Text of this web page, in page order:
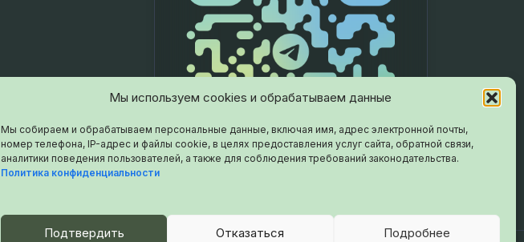
Мы используем cookies и обрабатываем данные
Мы собираем и обрабатываем персональные данные, включая имя, адрес электронной почты,
номер телефона, IP-адрес и файлы cookie, в целях предоставления услуг сайта, обратной связи,
аналитики поведения пользователей, а также для соблюдения требований законодательства.
Политика конфиденциальности
Подтвердить Отказаться Подробнее